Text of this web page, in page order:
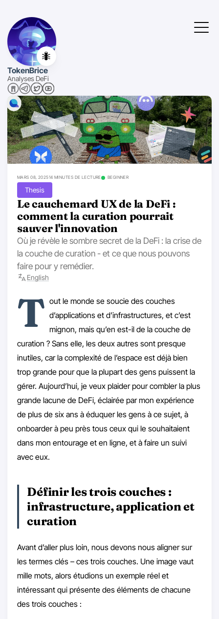
🐜
TokenBrice
Analyses DeFi
Thesis
MARS 08, 202514 MINUTES DE LECTURE BEGINNER
Le cauchemard UX de la DeFi :
comment la curation pourrait
sauver l'innovation
Où je révèle le sombre secret de la DeFi : la crise de
la couche de curation - et ce que nous pouvons
faire pour y remédier.
English
T out le monde se soucie des couches
d’applications et d’infrastructures, et c’est
mignon, mais qu’en est-il de la couche de
curation ? Sans elle, les deux autres sont presque
inutiles, car la complexité de l’espace est déjà bien
trop grande pour que la plupart des gens puissent la
gérer. Aujourd’hui, je veux plaider pour combler la plus
grande lacune de DeFi, éclairée par mon expérience
de plus de six ans à éduquer les gens à ce sujet, à
onboarder à peu près tous ceux qui le souhaitaient
dans mon entourage et en ligne, et à faire un suivi
avec eux.
Définir les trois couches :
infrastructure, application et
curation
Avant d’aller plus loin, nous devons nous aligner sur
les termes clés – ces trois couches. Une image vaut
mille mots, alors étudions un exemple réel et
intéressant qui présente des éléments de chacune
des trois couches :